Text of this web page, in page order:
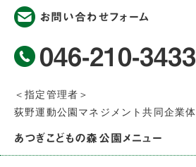
お問い合わせフォーム
046-210-3433
＜指定管理者＞
荻野運動公園マネジメント共同企業体
あつぎこどもの森公園メニュー